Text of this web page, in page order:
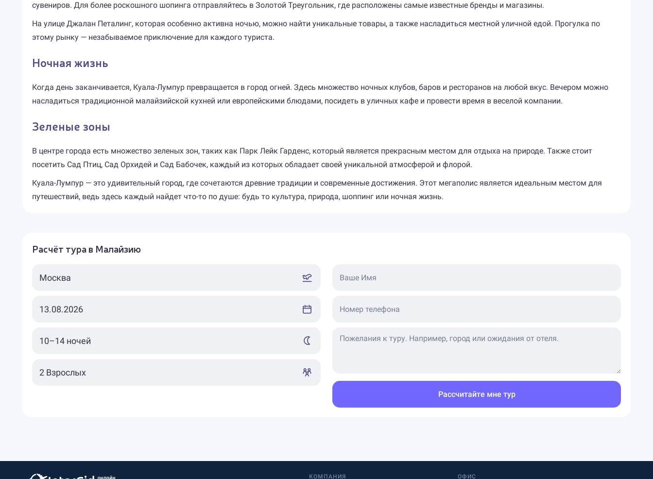
сувениров. Для более роскошного шопинга отправляйтесь в Золотой Треугольник, где расположены самые известные бренды и магазины.
На улице Джалан Петалинг, которая особенно активна ночью, можно найти уникальные товары, а также насладиться местной уличной едой. Прогулка по
этому рынку — незабываемое приключение для каждого туриста.
Ночная жизнь
Когда день заканчивается, Куала-Лумпур превращается в город огней. Здесь множество ночных клубов, баров и ресторанов на любой вкус. Вечером можно
насладиться традиционной малайзийской кухней или европейскими блюдами, посидеть в уличных кафе и провести время в веселой компании.
Зеленые зоны
В центре города есть множество зеленых зон, таких как Парк Лейк Гарденс, который является прекрасным местом для отдыха на природе. Также стоит
посетить Сад Птиц, Сад Орхидей и Сад Бабочек, каждый из которых обладает своей уникальной атмосферой и флорой.
Куала-Лумпур — это удивительный город, где сочетаются древние традиции и современные достижения. Этот мегаполис является идеальным местом для
путешествий, ведь здесь каждый найдет что-то по душе: будь то культура, природа, шоппинг или ночная жизнь.
Расчёт тура в Малайзию
Ваше Имя
Номер телефона
Рассчитайте мне тур
КОМПАНИЯ ОФИС